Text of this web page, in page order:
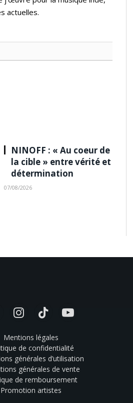
actuelles.
NINOFF : « Au coeur de
la cible » entre vérité et
détermination
07/08/2026
InstagramTikTok YouTube
Mentions légales
de confidentialité
générales d’utilisation
générales de vente
de remboursement
Promotion artistes